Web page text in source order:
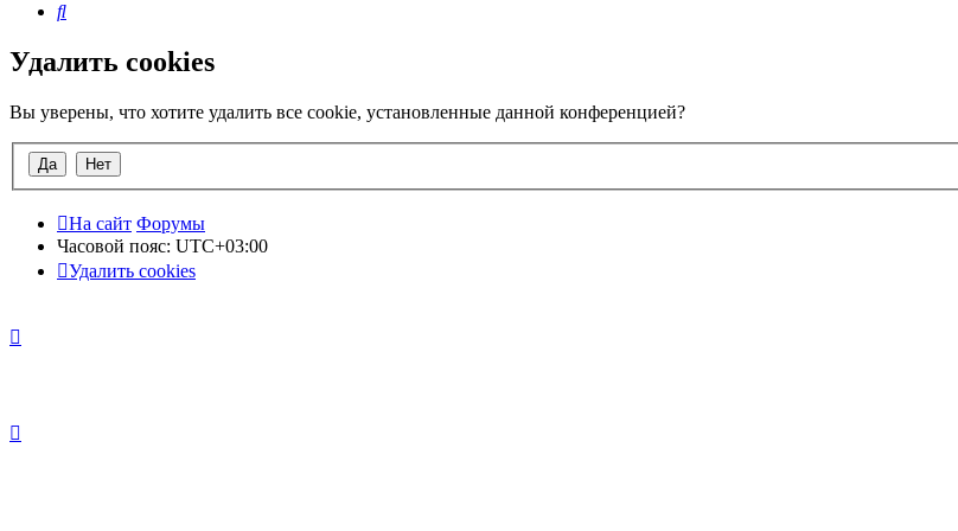
Поиск
Удалить cookies
Вы уверены, что хотите удалить все cookie, установленные данной конференцией?
На сайт Форумы
Часовой пояс: UTC+03:00
Удалить cookies